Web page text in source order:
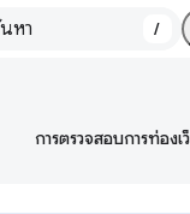
/
การตรวจสอบการท่อง